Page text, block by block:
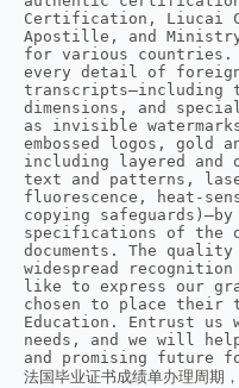
Certification, Liucai
Apostille, and
for various countries.
every detail of
transcripts—including
dimensions, and
as invisible
embossed logos, gold
including layered and
text and patterns,
fluorescence, heat-
copying
specifications of the
documents. The
widespread
like to express our
chosen to place their
Education. Entrust
needs, and we will
and promising future
法国毕业证书成绩单办理周期